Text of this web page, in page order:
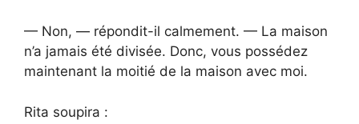
— Non, — répondit-il calmement. — La maison
n’a jamais été divisée. Donc, vous possédez
maintenant la moitié de la maison avec moi.
Rita soupira :